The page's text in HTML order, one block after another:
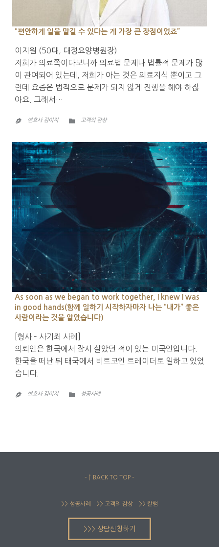
“편안하게 일을 맡길 수 있다는 게 가장 큰 장점이었죠”
이지원 (50대, 대정요양병원장)
저희가 의료쪽이다보니까 의료법 문제나 법률적 문제가 많
이 관여되어 있는데, 저희가 아는 것은 의료지식 뿐이고 그
런데 요즘은 법적으로 문제가 되지 않게 진행을 해야 하잖
아요. 그래서…
 변호사 김이지  CATEGORY
고객의 감상
As soon as we began to work together, I knew I was
in good hands(함께 일하기 시작하자마자 나는 “내가” 좋은
사람이라는 것을 알았습니다)
[형사 – 사기죄 사례]
의뢰인은 한국에서 잠시 살았던 적이 있는 미국인입니다.
한국을 떠난 뒤 태국에서 비트코인 트레이더로 일하고 있었
습니다.
 변호사 김이지  CATEGORY
성공사례
– ↑ BACK TO TOP –
>> 성공사례 >> 고객의 감상 >> 칼럼
>>> 상담신청하기